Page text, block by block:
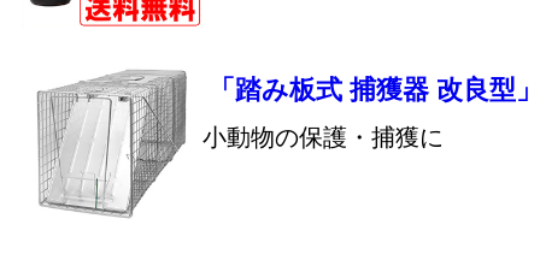
「踏み板式 捕獲器 改良型
小動物の保護・捕獲に